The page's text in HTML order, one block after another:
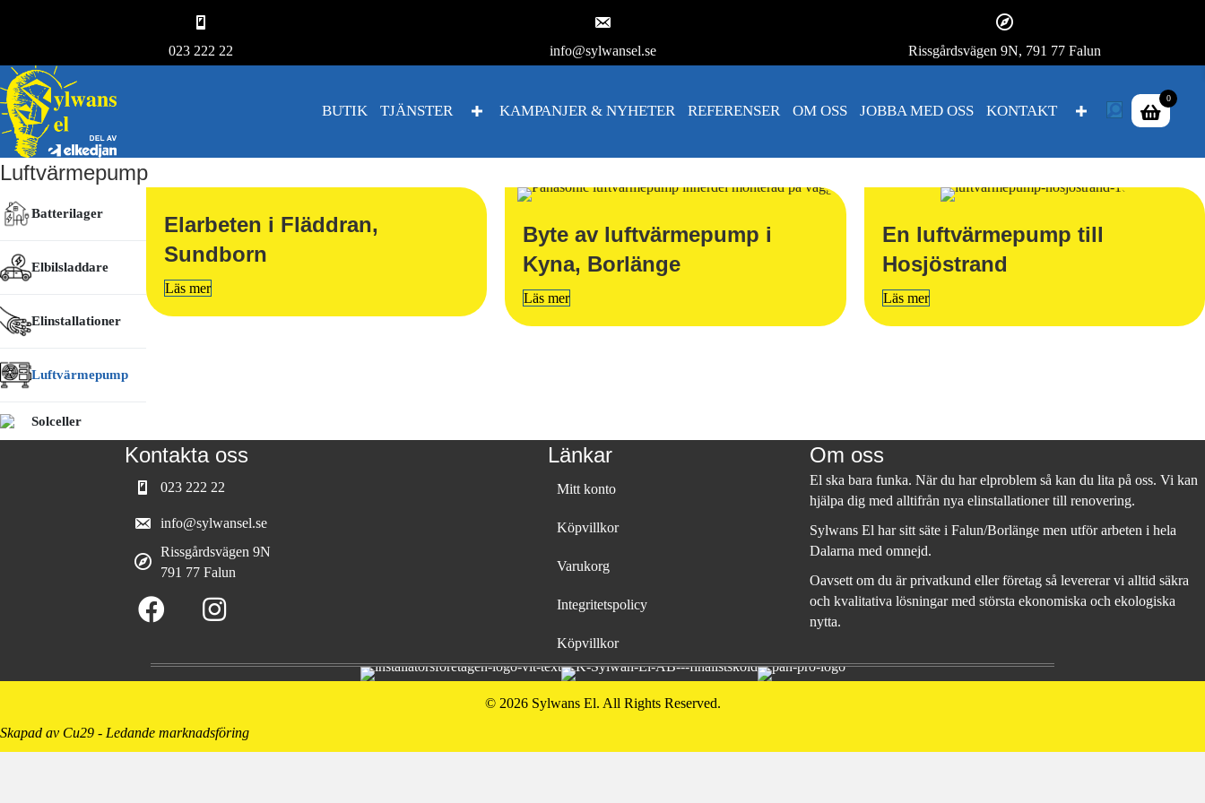
023 222 22 info@sylwansel.se Rissgårdsvägen 9N, 791 77 Falun
BUTIK TJÄNSTER KAMPANJER & NYHETER REFERENSER OM OSS JOBBA MED OSS KONTAKT
0
Luftvärmepump
Batterilager
Elbilsladdare
Elinstallationer
Luftvärmepump
Solceller
Elarbeten i Fläddran,
Sundborn
Läs mer
Byte av luftvärmepump i
Kyna, Borlänge
Läs mer
En luftvärmepump till
Hosjöstrand
Läs mer
Kontakta oss
023 222 22
info@sylwansel.se
Rissgårdsvägen 9N
791 77 Falun
Länkar
Mitt konto
Köpvillkor
Varukorg
Integritetspolicy
Köpvillkor
Om oss
El ska bara funka. När du har elproblem så kan du lita på oss. Vi kan
hjälpa dig med alltifrån nya elinstallationer till renovering.
Sylwans El har sitt säte i Falun/Borlänge men utför arbeten i hela
Dalarna med omnejd.
Oavsett om du är privatkund eller företag så levererar vi alltid säkra
och kvalitativa lösningar med största ekonomiska och ekologiska
nytta.
© 2026 Sylwans El. All Rights Reserved.
Skapad av Cu29 - Ledande marknadsföring